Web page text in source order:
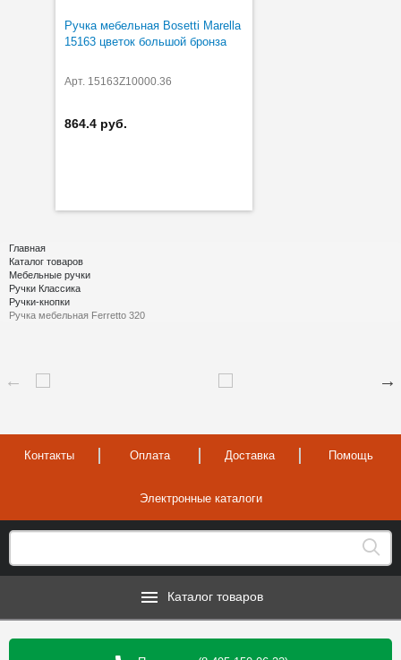
Ручка мебельная Bosetti Marella
15163 цветок большой бронза
Арт. 15163Z10000.36
864.4 руб.
Главная
Каталог товаров
Мебельные ручки
Ручки Классика
Ручки-кнопки
Ручка мебельная Ferretto 320
Контакты Оплата Доставка Помощь
Электронные каталоги
Каталог товаров